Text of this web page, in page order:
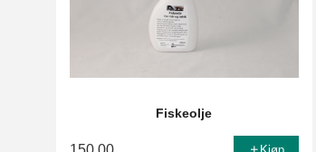
Fiskeolje